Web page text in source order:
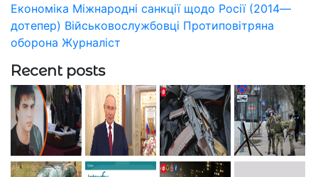
Економіка Міжнародні санкції щодо Росії (2014—
дотепер) Військовослужбовці Протиповітряна
оборона Журналіст
Recent posts